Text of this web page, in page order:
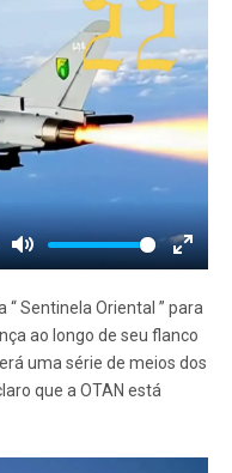
Mute
Enter
Sentinela Oriental ” para
ao longo de seu flanco
uma série de meios dos
que a OTAN está